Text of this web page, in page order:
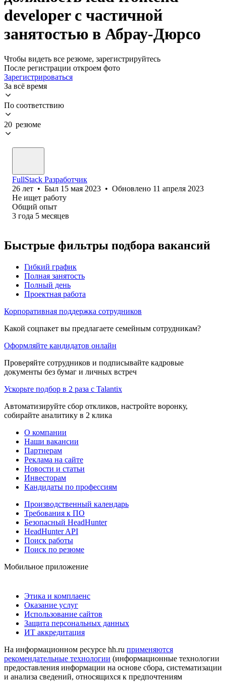
developer с частичной
занятостью в Абрау-Дюрсо
Чтобы видеть все резюме, зарегистрируйтесь
После регистрации откроем фото
Зарегистрироваться
За всё время
По соответствию
20 резюме
FullStack Разработчик
26 лет • Был 15 мая 2023 • Обновлено 11 апреля 2023
Не ищет работу
Общий опыт
3 года 5 месяцев
Быстрые фильтры подбора вакансий
Гибкий график
Полная занятость
Полный день
Проектная работа
Корпоративная поддержка сотрудников
Какой соцпакет вы предлагаете семейным сотрудникам?
Оформляйте кандидатов онлайн
Проверяйте сотрудников и подписывайте кадровые
документы без бумаг и личных встреч
Ускорьте подбор в 2 раза с Talantix
Автоматизируйте сбор откликов, настройте воронку,
собирайте аналитику в 2 клика
О компании
Наши вакансии
Партнерам
Реклама на сайте
Новости и статьи
Инвесторам
Кандидаты по профессиям
Производственный календарь
Требования к ПО
Безопасный HeadHunter
HeadHunter API
Поиск работы
Поиск по резюме
Мобильное приложение
Этика и комплаенс
Оказание услуг
Использование сайтов
Защита персональных данных
ИТ аккредитация
На информационном ресурсе hh.ru применяются
рекомендательные технологии (информационные технологии
предоставления информации на основе сбора, систематизации
и анализа сведений, относящихся к предпочтениям